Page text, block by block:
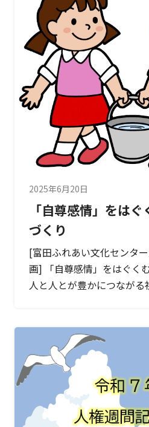
2025年6月20日
「自尊感情」をは
づくり
[富田ふれあい文化センタ
画] 「自尊感情」をはぐく
人と人とが豊かにつながる